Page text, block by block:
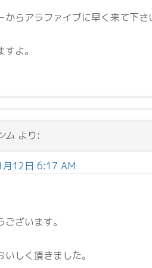
からアラファイブに早く来て下さ
よ。
ム より:
12日 6:17 AM
ございます。
いしく頂きました。